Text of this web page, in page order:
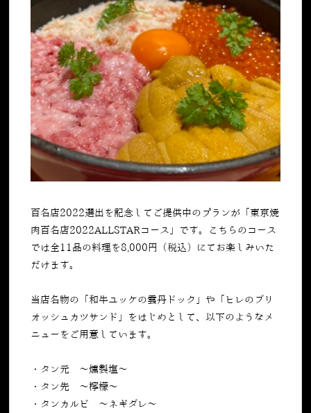
百名店2022選出を記念してご提供中のプランが「東京焼
肉百名店2022ALLSTARコース」です。こちらのコース
では全11品の料理を8,000円（税込）にてお楽しみいた
だけます。
当店名物の「和牛ユッケの雲丹ドック」や「ヒレのブリ
オッシュカツサンド」をはじめとして、以下のようなメ
ニューをご用意しています。
・タン元 ～燻製塩～
・タン先 ～檸檬〜
・タンカルビ ～ネギダレ〜